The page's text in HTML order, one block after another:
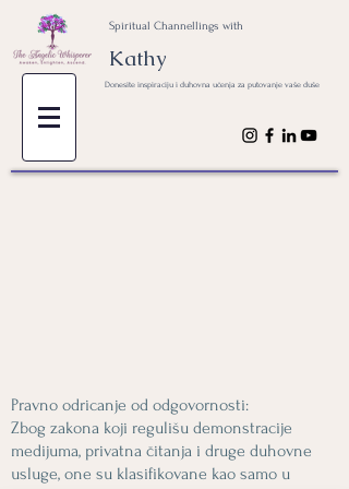
Kathy
Spiritual Channellings with
Donesite inspiraciju i duhovna učenja za putovanje vaše duše
Pravno odricanje od odgovornosti:
Zbog zakona koji regulišu demonstracije
medijuma, privatna čitanja i druge duhovne
usluge, one su klasifikovane kao samo u